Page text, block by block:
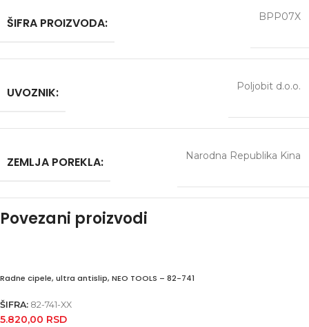
ŠIFRA PROIZVODA: BPP07X
UVOZNIK: Poljobit d.o.o.
ZEMLJA POREKLA: Narodna Republika Kina
Povezani proizvodi
Radne cipele, ultra antislip, NEO TOOLS – 82-741
ŠIFRA: 82-741-XX
5.820,00 RSD